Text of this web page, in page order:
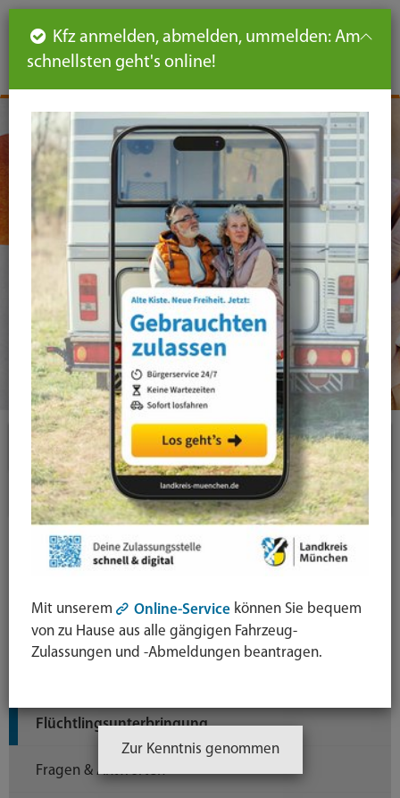
DE
Themen
Ausländerrecht & Integration
Abholung von Aufenthaltstitel (eAT)
Einbürgerung & Staatsangehörigkeitsrecht
Flüchtlingsunterbringung
Fragen & Antworten
Seiteninhalt
Hauptnavigation
Seitennavigation
leichte
Sprache
Kfz anmelden, abmelden, ummelden: Am
schnellsten geht's online!
Mit unserem Online-Service können Sie bequem
von zu Hause aus alle gängigen Fahrzeug-
Zulassungen und -Abmeldungen beantragen.
Zur Kenntnis genommen